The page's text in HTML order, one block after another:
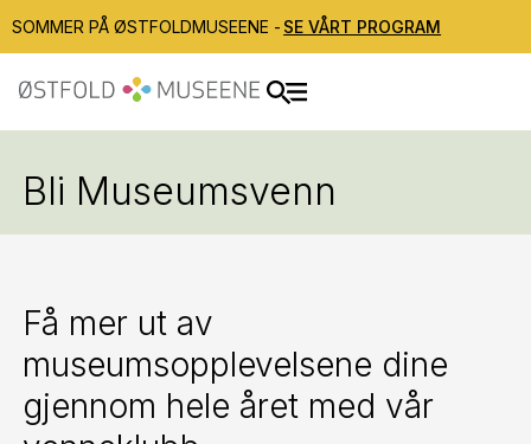
SOMMER PÅ ØSTFOLDMUSEENE - SE VÅRT PROGRAM
Bli Museumsvenn
Få mer ut av
museumsopplevelsene dine
gjennom hele året med vår